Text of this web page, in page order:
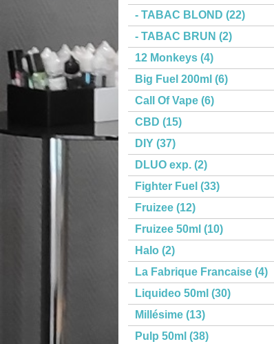
- TABAC BLOND (22)
- TABAC BRUN (2)
12 Monkeys (4)
Big Fuel 200ml (6)
Call Of Vape (6)
CBD (15)
DIY (37)
DLUO exp. (2)
Fighter Fuel (33)
Fruizee (12)
Fruizee 50ml (10)
Halo (2)
La Fabrique Francaise (4)
Liquideo 50ml (30)
Millésime (13)
Pulp 50ml (38)